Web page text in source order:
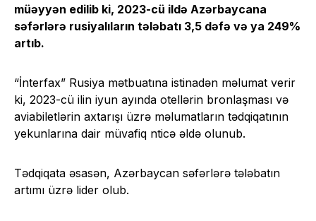
müəyyən edilib ki, 2023-cü ildə Azərbaycana
səfərlərə rusiyalıların tələbatı 3,5 dəfə və ya 249%
artıb.
“İnterfax” Rusiya mətbuatına istinadən məlumat verir
ki, 2023-cü ilin iyun ayında otellərin bronlaşması və
aviabiletlərin axtarışı üzrə məlumatların tədqiqatının
yekunlarına dair müvafiq nticə əldə olunub.
Tədqiqata əsasən, Azərbaycan səfərlərə tələbatın
artımı üzrə lider olub.